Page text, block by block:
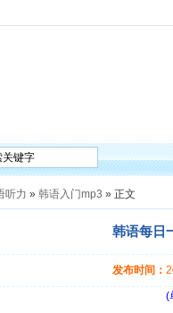
听力 » 韩语入门mp3 » 正文
韩语每日
发布时间：
(